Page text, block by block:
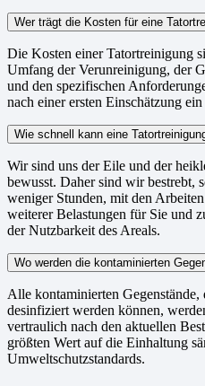
Wer trägt die Kosten für eine
Die Kosten einer Tatortreinigung
Umfang der Verunreinigung, der
und den spezifischen
nach einer ersten Einschätzung
Wie schnell kann eine
Wir sind uns der Eile und der
bewusst. Daher sind wir bestrebt,
weniger Stunden, mit den
weiterer Belastungen für Sie und
der Nutzbarkeit des Areals.
Wo werden die kontaminierten
Alle kontaminierten
desinfiziert werden können,
vertraulich nach den aktuellen
größten Wert auf die Einhaltung
Umweltschutzstandards.